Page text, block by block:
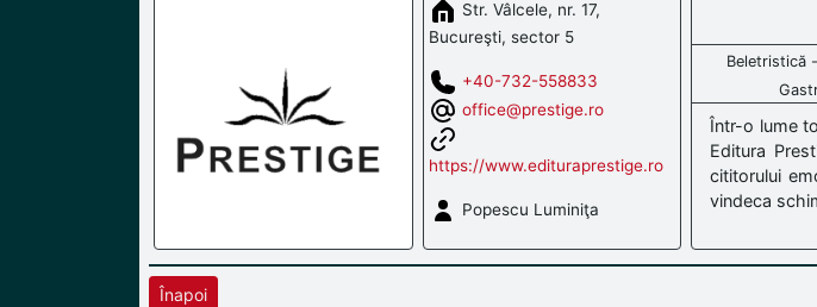
Str. Vâlcele, nr. 17,
Bucureşti, sector 5
+40-732-558833
office@prestige.ro
https://www.edituraprestige.ro
Popescu Luminiţa
Beletristică
Într-o lume
Editura
cititorului
vindeca
Înapoi